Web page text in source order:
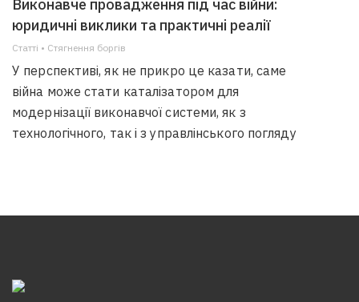
Виконавче провадження під час війни:
юридичні виклики та практичні реалії
Статті • Стягнення боргiв
У перспективі, як не прикро це казати, саме
війна може стати каталізатором для
модернізації виконавчої системи, як з
технологічного, так і з управлінського погляду